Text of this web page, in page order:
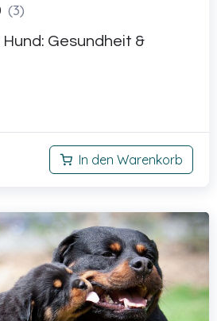
(3)
Gesundheit &
In den Warenkorb